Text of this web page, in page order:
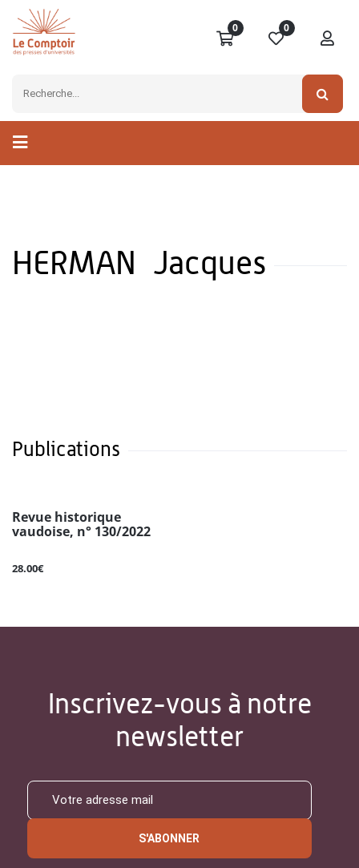
0 0
HERMAN Jacques
Publications
Revue historique
vaudoise, n° 130/2022
28.00€
Inscrivez-vous à notre
newsletter
S'ABONNER